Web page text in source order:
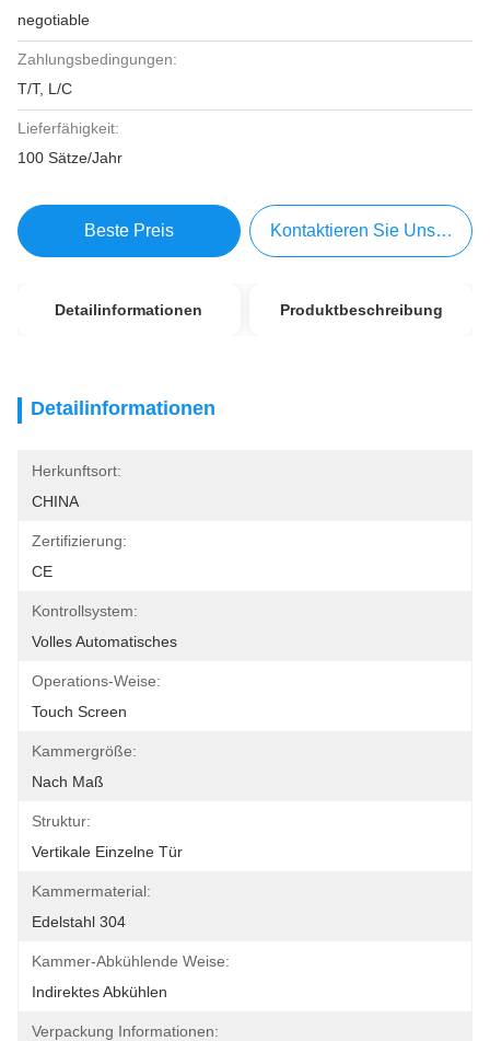
negotiable
Zahlungsbedingungen:
T/T, L/C
Lieferfähigkeit:
100 Sätze/Jahr
Beste Preis Kontaktieren Sie Uns Jetzt
Detailinformationen Produktbeschreibung
Detailinformationen
Herkunftsort:
CHINA
Zertifizierung:
CE
Kontrollsystem:
Volles Automatisches
Operations-Weise:
Touch Screen
Kammergröße:
Nach Maß
Struktur:
Vertikale Einzelne Tür
Kammermaterial:
Edelstahl 304
Kammer-Abkühlende Weise:
Indirektes Abkühlen
Verpackung Informationen: